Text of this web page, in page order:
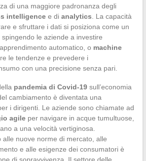
di una maggiore padronanza degli
intelligencee di analytics . La capacità
e sfruttare i dati si posiziona come un
le aziende a investire
automatico, o machine
le tendenze e prevedere i
con una precisione senza pari.
pandemia di Covid-19sull’economia
cambiamento è diventata una
i dirigenti. Le aziende sono chiamate ad
agileper navigare in acque tumultuose,
a una velocità vertiginosa.
alle nuove norme di mercato, alle
e alle esigenze dei consumatori è
di sopravvivenza. Il settore delle